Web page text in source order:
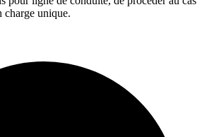
charge unique.